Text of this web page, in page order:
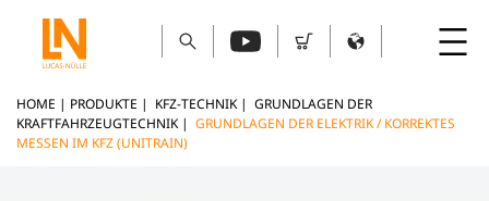
HOME | PRODUKTE | KFZ-TECHNIK | GRUNDLAGEN DER
KRAFTFAHRZEUGTECHNIK | GRUNDLAGEN DER ELEKTRIK / KORREKTES
MESSEN IM KFZ (UNITRAIN)